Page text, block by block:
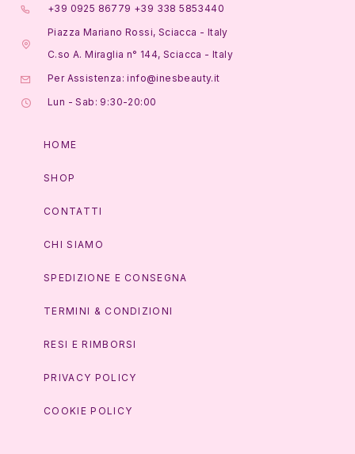
+39 0925 86779 +39 338 5853440
Piazza Mariano Rossi, Sciacca - Italy
C.so A. Miraglia n° 144, Sciacca - Italy
Per Assistenza: info@inesbeauty.it
Lun - Sab: 9:30-20:00
HOME
SHOP
CONTATTI
CHI SIAMO
SPEDIZIONE E CONSEGNA
TERMINI & CONDIZIONI
RESI E RIMBORSI
PRIVACY POLICY
COOKIE POLICY